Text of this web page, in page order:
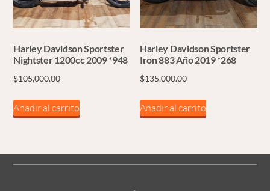
Harley Davidson Sportster
Nightster 1200cc 2009 *948
$105,000.00
Añadir al carrito
Harley Davidson Sportster
Iron 883 Año 2019 *268
$135,000.00
Añadir al carrito